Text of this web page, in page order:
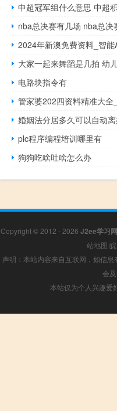
中超冠军组什么意思 中超
nba总决赛有几场 nba总决
2024年新澳免费资料_智
大家一起来舞蹈是几拍 幼
电路块指令有
管家婆202四资料精准大
婚姻法分居多久可以自动
plc程序编程培训哪里有
狗狗吃啥吐啥怎么办
Copyright © 2012 - 2026 J2ee学习网
站地图
声明：本站内容来自互联网，如信
会
本站仅为个人兴趣爱